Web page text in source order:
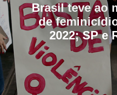
Brasil teve ao
de
2022; SP e